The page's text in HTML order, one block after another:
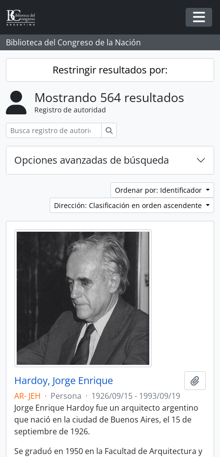
Skip to main content
Biblioteca del Congreso de la Nación
Restringir resultados por:
Mostrando 564 resultados
Registro de autoridad
Opciones avanzadas de búsqueda
Ordenar por: Identificador
Dirección: Clasificación en orden ascendente
Hardoy, Jorge Enrique
AR- JEH · Persona · 1926/09/15 - 1993/09/19
Jorge Enrique Hardoy fue un arquitecto argentino
que nació en la ciudad de Buenos Aires, el 15 de
septiembre de 1926.
Se graduó en 1950 en la Facultad de Arquitectura y